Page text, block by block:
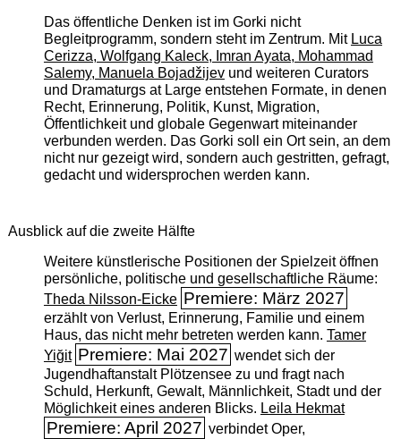
Das öffentliche Denken ist im Gorki nicht
Begleitprogramm, sondern steht im Zentrum. Mit Luca
Cerizza, Wolfgang Kaleck, Imran Ayata, Mohammad
Salemy, Manuela Bojadžijevund weiteren Curators
und Dramaturgs at Large entstehen Formate, in denen
Recht, Erinnerung, Politik, Kunst, Migration,
Öffentlichkeit und globale Gegenwart miteinander
verbunden werden. Das Gorki soll ein Ort sein, an dem
nicht nur gezeigt wird, sondern auch gestritten, gefragt,
gedacht und widersprochen werden kann.
Ausblick auf die zweite Hälfte
Weitere künstlerische Positionen der Spielzeit öffnen
persönliche, politische und gesellschaftliche Räume:
Theda Nilsson-Eicke Premiere: März 2027
erzählt von Verlust, Erinnerung, Familie und einem
Haus, das nicht mehr betreten werden kann. Tamer
Yiğit Premiere: Mai 2027 wendet sich der
Jugendhaftanstalt Plötzensee zu und fragt nach
Schuld, Herkunft, Gewalt, Männlichkeit, Stadt und der
Möglichkeit eines anderen Blicks. Leila Hekmat
Premiere: April 2027 verbindet Oper,